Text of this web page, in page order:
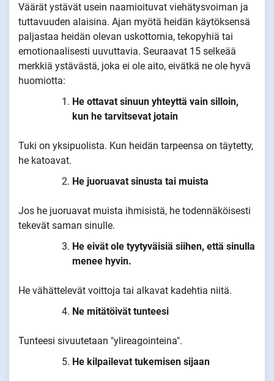
Väärät ystävät usein naamioituvat viehätysvoiman ja
tuttavuuden alaisina. Ajan myötä heidän käytöksensä
paljastaa heidän olevan uskottomia, tekopyhiä tai
emotionaalisesti uuvuttavia. Seuraavat 15 selkeää
merkkiä ystävästä, joka ei ole aito, eivätkä ne ole hyvä
huomiotta:
He ottavat sinuun yhteyttä vain silloin,
kun he tarvitsevat jotain
Tuki on yksipuolista. Kun heidän tarpeensa on täytetty,
he katoavat.
He juoruavat sinusta tai muista
Jos he juoruavat muista ihmisistä, he todennäköisesti
tekevät saman sinulle.
He eivät ole tyytyväisiä siihen, että sinulla
menee hyvin.
He vähättelevät voittoja tai alkavat kadehtia niitä.
Ne mitätöivät tunteesi
Tunteesi sivuutetaan "ylireagointeina".
He kilpailevat tukemisen sijaan